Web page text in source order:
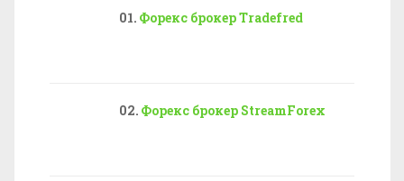
Форекс брокер Tradefred
Форекс брокер StreamForex